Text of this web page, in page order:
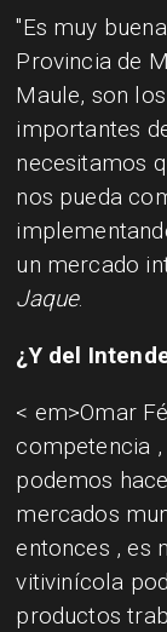
"Es muy
Provincia de
Maule, son
importantes
necesitamos
nos pueda
un mercado
Jaque.
¿Y del
< em>Omar
competencia
podemos
mercados
entonces , es
vitivinícola
productos